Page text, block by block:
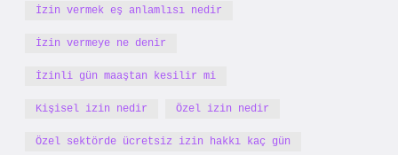
İzin vermek eş anlamlısı nedir
İzin vermeye ne denir
İzinli gün maaştan kesilir mi
Kişisel izin nedir Özel izin nedir
Özel sektörde ücretsiz izin hakkı kaç gün